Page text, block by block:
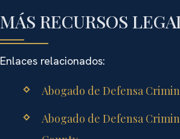
MÁS RECURSOS
Enlaces relacionados:
Abogado de Defensa
Abogado de Defensa